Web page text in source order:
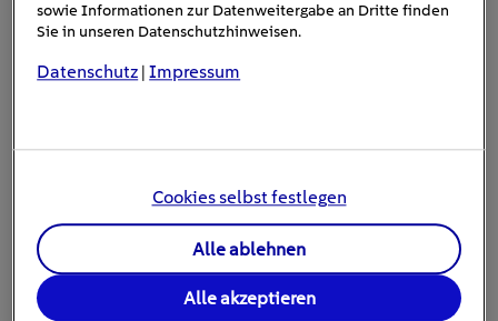
Von der Autobahn bis in die City:
warum die Standortwahl
Schnellladeinfrastruktur und werden Sie Teil von
Deutschlands größtem Schnellladenetz. Sie besitzen
ein Grundstück oder möchten einen Standort durch
Ladeinfrastruktur aufwerten?
sowie Informationen zur Datenweitergabe an Dritte finden
Sie in unseren Datenschutzhinweisen.
Datenschutz |Impressum
Cookies selbst festlegen
Alle ablehnen
Alle akzeptieren